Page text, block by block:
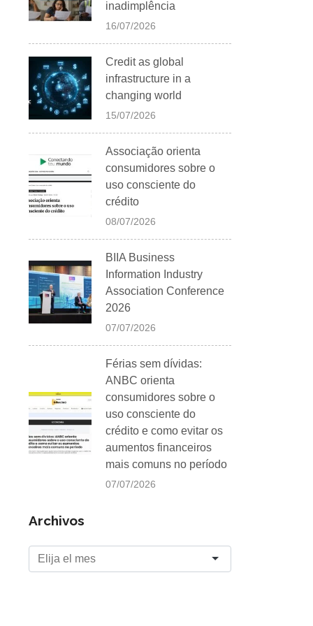
inadimplência
16/07/2026
Credit as global
infrastructure in a
changing world
15/07/2026
Associação orienta
consumidores sobre o
uso consciente do
crédito
08/07/2026
BIIA Business
Information Industry
Association Conference
2026
07/07/2026
Férias sem dívidas:
ANBC orienta
consumidores sobre o
uso consciente do
crédito e como evitar os
aumentos financeiros
mais comuns no período
07/07/2026
Archivos